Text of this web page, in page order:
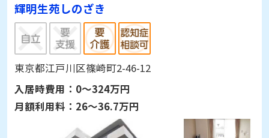
輝明生苑しのざき
東京都江戸川区篠崎町2-46-12
入居時費用： 0～324万円
月額利用料： 26～36.7万円